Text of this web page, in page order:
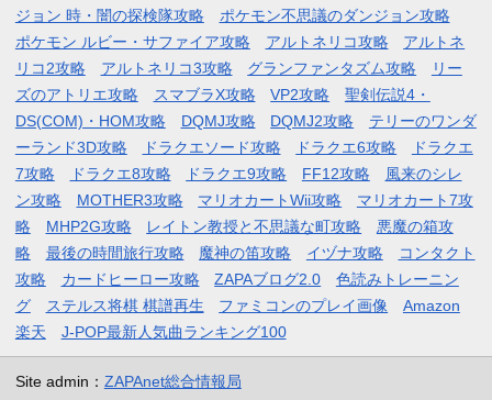
ジョン 時・闇の探検隊攻略
ポケモン不思議のダンジョン攻略
ポケモン ルビー・サファイア攻略
アルトネリコ攻略
アルトネ
リコ2攻略
アルトネリコ3攻略 グランファンタズム攻略
リー
ズのアトリエ攻略
スマブラX攻略 VP2攻略
聖剣伝説4・
DS(COM)・HOM攻略
DQMJ攻略 DQMJ2攻略
テリーのワンダ
ーランド3D攻略
ドラクエソード攻略 ドラクエ6攻略
ドラクエ
7攻略
ドラクエ8攻略 ドラクエ9攻略 FF12攻略
風来のシレ
ン攻略
MOTHER3攻略 マリオカートWii攻略
マリオカート7攻
略
MHP2G攻略 レイトン教授と不思議な町攻略
悪魔の箱攻
略
最後の時間旅行攻略 魔神の笛攻略 イヅナ攻略
コンタクト
攻略
カードヒーロー攻略 ZAPAブログ2.0
色読みトレーニン
グ
ステルス将棋 棋譜再生 ファミコンのプレイ画像
Amazon
楽天
J-POP最新人気曲ランキング100
Site admin： ZAPAnet総合情報局